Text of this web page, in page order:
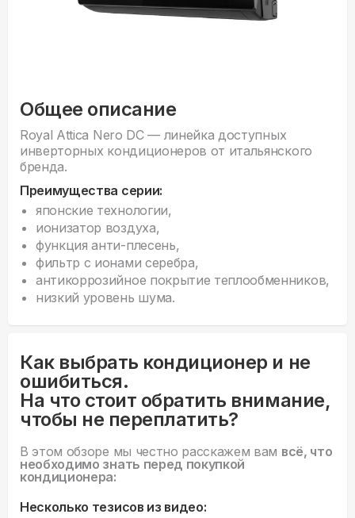
Общее описание
Royal Attica Nero DC — линейка доступных
инверторных кондиционеров от итальянского
бренда.
Преимущества серии:
японские технологии,
ионизатор воздуха,
функция анти-плесень,
фильтр с ионами серебра,
антикоррозийное покрытие теплообменников,
низкий уровень шума.
Как выбрать кондиционер и не
ошибиться.
На что стоит обратить внимание,
чтобы не переплатить?
В этом обзоре мы честно расскажем вам всё, что
необходимо знать перед покупкой
кондиционера:
Несколько тезисов из видео: